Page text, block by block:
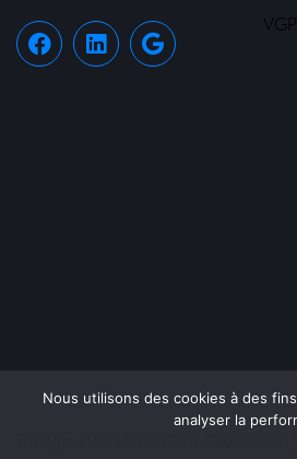
VGP
Nous utilisons des cookies à des
analyser la